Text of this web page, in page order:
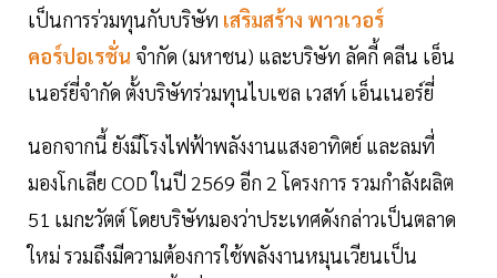
เป็นการร่วมทุนกับบริษัท เสริมสร้าง พาวเวอร์
คอร์ปอเรชั่น จำกัด (มหาชน) และบริษัท ลัคกี้ คลีน เอ็น
เนอร์ยี่จำกัด ตั้งบริษัทร่วมทุนไบเซล เวสท์ เอ็นเนอร์ยี่
นอกจากนี้ ยังมีโรงไฟฟ้าพลังงานแสงอาทิตย์ และลมที่
มองโกเลีย COD ในปี 2569 อีก 2 โครงการ รวมกำลังผลิต
51 เมกะวัตต์ โดยบริษัทมองว่าประเทศดังกล่าวเป็นตลาด
ใหม่ รวมถึงมีความต้องการใช้พลังงานหมุนเวียนเป็น